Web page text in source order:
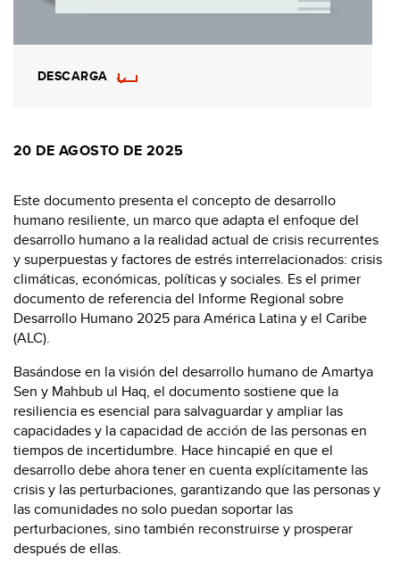
DESCARGA
20 DE AGOSTO DE 2025
Este documento presenta el concepto de desarrollo
humano resiliente, un marco que adapta el enfoque del
desarrollo humano a la realidad actual de crisis recurrentes
y superpuestas y factores de estrés interrelacionados: crisis
climáticas, económicas, políticas y sociales. Es el primer
documento de referencia del Informe Regional sobre
Desarrollo Humano 2025 para América Latina y el Caribe
(ALC).
Basándose en la visión del desarrollo humano de Amartya
Sen y Mahbub ul Haq, el documento sostiene que la
resiliencia es esencial para salvaguardar y ampliar las
capacidades y la capacidad de acción de las personas en
tiempos de incertidumbre. Hace hincapié en que el
desarrollo debe ahora tener en cuenta explícitamente las
crisis y las perturbaciones, garantizando que las personas y
las comunidades no solo puedan soportar las
perturbaciones, sino también reconstruirse y prosperar
después de ellas.